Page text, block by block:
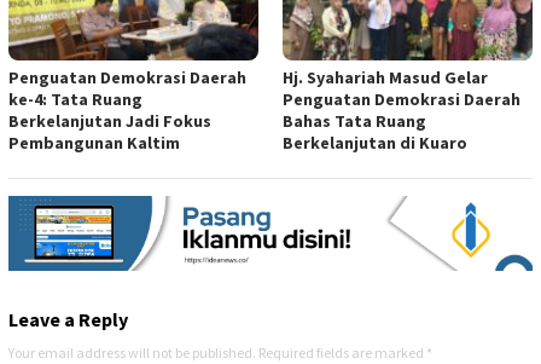
Penguatan Demokrasi Daerah
ke-4: Tata Ruang
Berkelanjutan Jadi Fokus
Pembangunan Kaltim
Hj. Syahariah Masud Gelar
Penguatan Demokrasi Daerah
Bahas Tata Ruang
Berkelanjutan di Kuaro
Leave a Reply
Your email address will not be published. Required fields are marked *